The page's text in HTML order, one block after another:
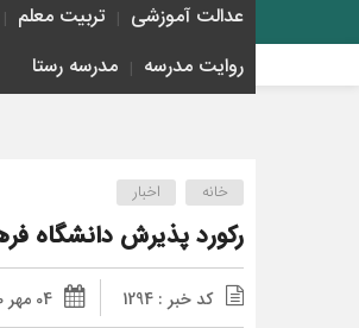
عدالت آموزشی تربیت معلم
روایت مدرسه
مدرسه رستا
خانه اخبار
رکورد پذیرش دانشگاه فرهنگیان
کد خبر : 1294 04 مهر 1400 - 13:23